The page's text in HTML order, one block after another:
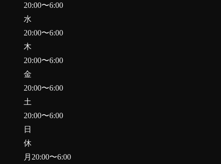
20:00〜6:00
水
20:00〜6:00
木
20:00〜6:00
金
20:00〜6:00
土
20:00〜6:00
日
休
月 20:00〜6:00